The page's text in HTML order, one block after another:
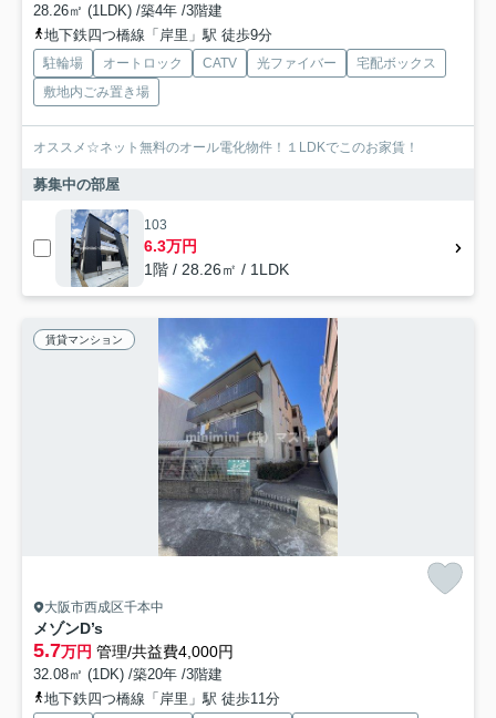
28.26㎡ (1LDK) /築4年 /3階建
地下鉄四つ橋線「岸里」駅 徒歩9分
駐輪場 オートロック CATV 光ファイバー
宅配ボックス
敷地内ごみ置き場
オススメ☆ネット無料のオール電化物件！１LDKでこのお家賃！
募集中の部屋
103
6.3万円
1階 / 28.26㎡ / 1LDK
賃貸マンション
大阪市西成区千本中
メゾンD’s
5.7万円 管理/共益費4,000円
32.08㎡ (1DK) /築20年 /3階建
地下鉄四つ橋線「岸里」駅 徒歩11分